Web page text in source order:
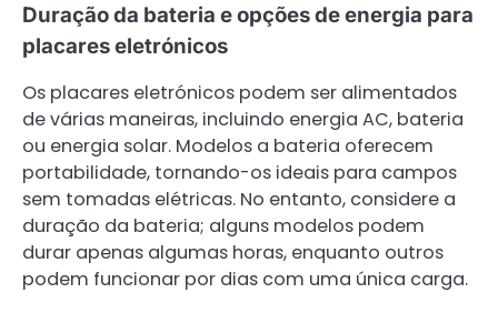
Duração da bateria e opções de energia para
placares eletrónicos
Os placares eletrónicos podem ser alimentados
de várias maneiras, incluindo energia AC, bateria
ou energia solar. Modelos a bateria oferecem
portabilidade, tornando-os ideais para campos
sem tomadas elétricas. No entanto, considere a
duração da bateria; alguns modelos podem
durar apenas algumas horas, enquanto outros
podem funcionar por dias com uma única carga.